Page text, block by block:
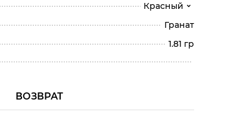
Красный
Гранат
1.81 гр
ВОЗВРАТ